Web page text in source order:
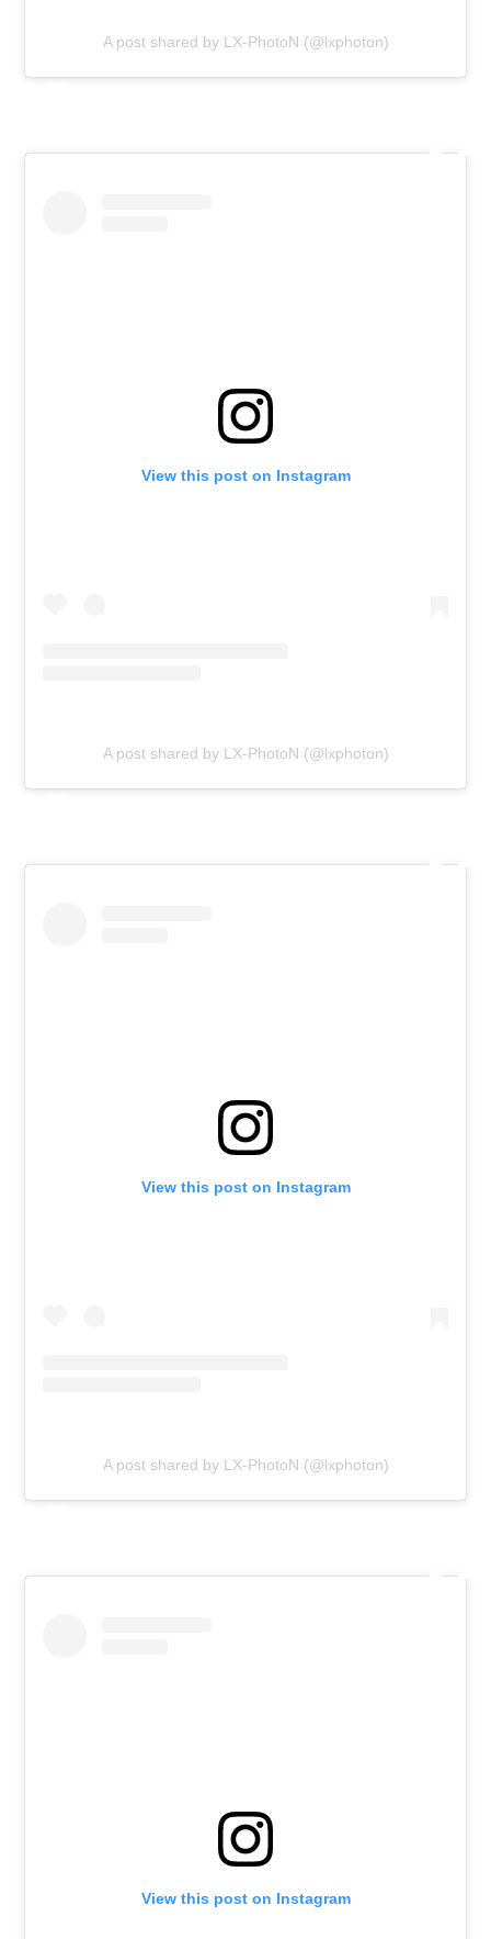
A post shared by LX-PhotoN (@lxphoton)
View this post on Instagram
A post shared by LX-PhotoN (@lxphoton)
View this post on Instagram
A post shared by LX-PhotoN (@lxphoton)
View this post on Instagram